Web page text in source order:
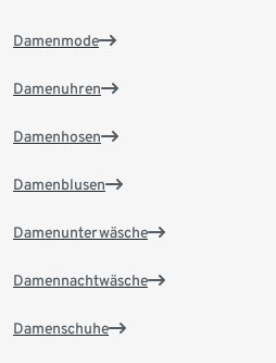
Damenmode
Damenuhren
Damenhosen
Damenblusen
Damenunterwäsche
Damennachtwäsche
Damenschuhe